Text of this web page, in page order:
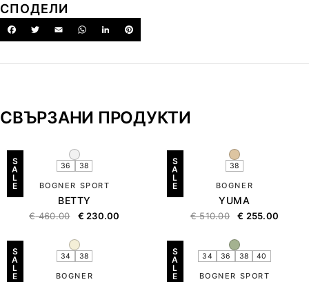
СПОДЕЛИ
СВЪРЗАНИ ПРОДУКТИ
S
A
L
E
36 38
BOGNER SPORT
BETTY
€460.00 € 230.00
S
A
L
E
38
BOGNER
YUMA
€510.00 € 255.00
S
A
L
E
34 38
BOGNER
S
A
L
E
34 36 38 40
BOGNER SPORT